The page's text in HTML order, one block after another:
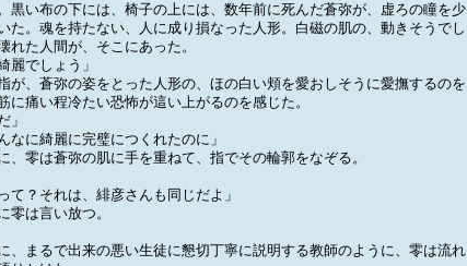
黒い布の下には、椅子の上には、数年前に死んだ蒼弥が、虚ろの瞳を少
た。魂を持たない、人に成り損なった人形。白磁の肌の、動きそうでし
れた人間が、そこにあった。
麗でしょう」
が、蒼弥の姿をとった人形の、ほの白い頬を愛おしそうに愛撫するのを
に痛い程冷たい恐怖が這い上がるのを感じた。
」
なに綺麗に完璧につくれたのに」
零は蒼弥の肌に手を重ねて、指でその輪郭をなぞる。
て？それは、緋彦さんも同じだよ」
は言い放つ。
、まるで出来の悪い生徒に懇切丁寧に説明する教師のように、零は流れ